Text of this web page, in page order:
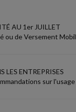
AU 1er JUILLET
ou de Versement
LES ENTREPRISES
sur